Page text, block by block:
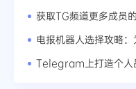
获取TG频道更多成员
电报机器人选择攻略
Telegram上打造个人